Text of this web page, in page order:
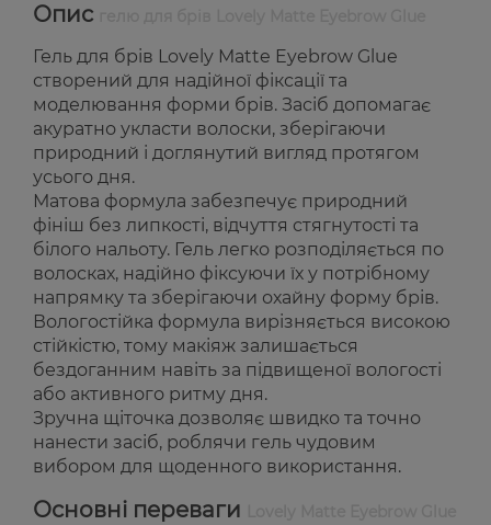
Опис
Гель для брів Lovely Matte Eyebrow Glue
створений для надійної фіксації та
моделювання форми брів. Засіб допомагає
акуратно укласти волоски, зберігаючи
природний і доглянутий вигляд протягом
усього дня.
Матова формула забезпечує природний
фініш без липкості, відчуття стягнутості та
білого нальоту. Гель легко розподіляється по
волосках, надійно фіксуючи їх у потрібному
напрямку та зберігаючи охайну форму брів.
Вологостійка формула вирізняється високою
стійкістю, тому макіяж залишається
бездоганним навіть за підвищеної вологості
або активного ритму дня.
Зручна щіточка дозволяє швидко та точно
нанести засіб, роблячи гель чудовим
вибором для щоденного використання.
Основні переваги